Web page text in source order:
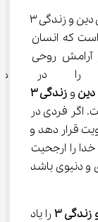
این است که انسان
آرامش روحی
را در
و زندگی ۳
اگر فردی در
را در اولویت قرار دهد و
قدم بردارد فرمان بنده‌های خدا را ارجحیت
قدرت‌های مادی و دنیوی باشد
زندگی ۳ را یاد